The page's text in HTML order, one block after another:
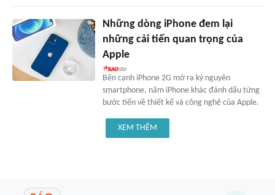
Những dòng iPhone đem lại
những cải tiến quan trọng của
Apple
Bên cạnh iPhone 2G mở ra kỷ nguyên
smartphone, năm iPhone khác đánh dấu từng
bước tiến về thiết kế và công nghệ của Apple.
XEM THÊM